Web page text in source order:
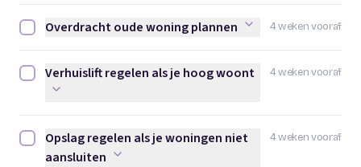
4 weken vooraf
Overdracht oude woning plannen afvinken
Overdracht oude woning plannen
4 weken vooraf
Verhuislift regelen als je hoog woont afvinken
Verhuislift regelen als je hoog woont
4 weken vooraf
Opslag regelen als je woningen niet aansluiten afvinken
Opslag regelen als je woningen niet
aansluiten